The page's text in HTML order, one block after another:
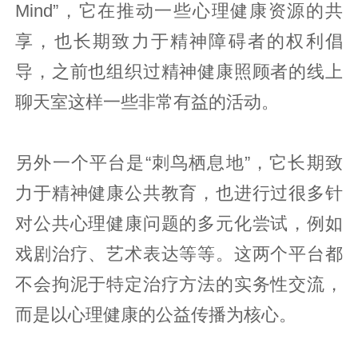
Mind”，它在推动一些心理健康资源的共
享，也长期致力于精神障碍者的权利倡
导，之前也组织过精神健康照顾者的线上
聊天室这样一些非常有益的活动。
另外一个平台是“刺鸟栖息地”，它长期致
力于精神健康公共教育，也进行过很多针
对公共心理健康问题的多元化尝试，例如
戏剧治疗、艺术表达等等。这两个平台都
不会拘泥于特定治疗方法的实务性交流，
而是以心理健康的公益传播为核心。